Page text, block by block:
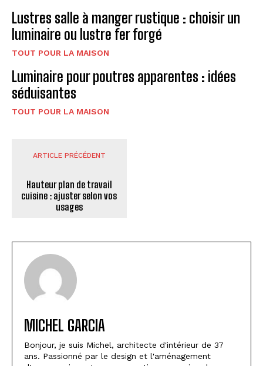
Lustres salle à manger rustique : choisir un
luminaire ou lustre fer forgé
TOUT POUR LA MAISON
Luminaire pour poutres apparentes : idées
séduisantes
TOUT POUR LA MAISON
ARTICLE PRÉCÉDENT
Hauteur plan de travail
cuisine : ajuster selon vos
usages
MICHEL GARCIA
Bonjour, je suis Michel, architecte d'intérieur de 37
ans. Passionné par le design et l'aménagement